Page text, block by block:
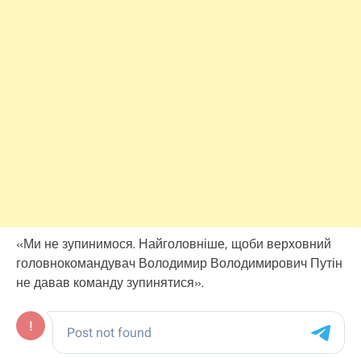
«Ми не зупинимося. Найголовніше, щоби верховний
головнокомандувач Володимир Володимирович Путін
не давав команду зупинятися».